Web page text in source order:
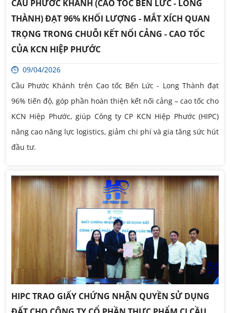
CẦU PHƯỚC KHÁNH (CAO TỐC BẾN LỨC - LONG
THÀNH) ĐẠT 96% KHỐI LƯỢNG - MẮT XÍCH QUAN
TRỌNG TRONG CHUỖI KẾT NỐI CẢNG - CAO TỐC
CỦA KCN HIỆP PHƯỚC
09/04/2026
Cầu Phước Khánh trên Cao tốc Bến Lức - Long Thành đạt
96% tiến độ, góp phần hoàn thiện kết nối cảng – cao tốc cho
KCN Hiệp Phước, giúp Công ty CP KCN Hiệp Phước (HIPC)
nâng cao năng lực logistics, giảm chi phí và gia tăng sức hút
đầu tư.
HIPC TRAO GIẤY CHỨNG NHẬN QUYỀN SỬ DỤNG